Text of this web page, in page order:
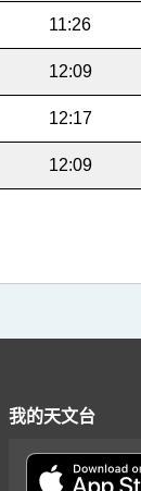
11:26
12:09
12:17
12:09
我的天文台